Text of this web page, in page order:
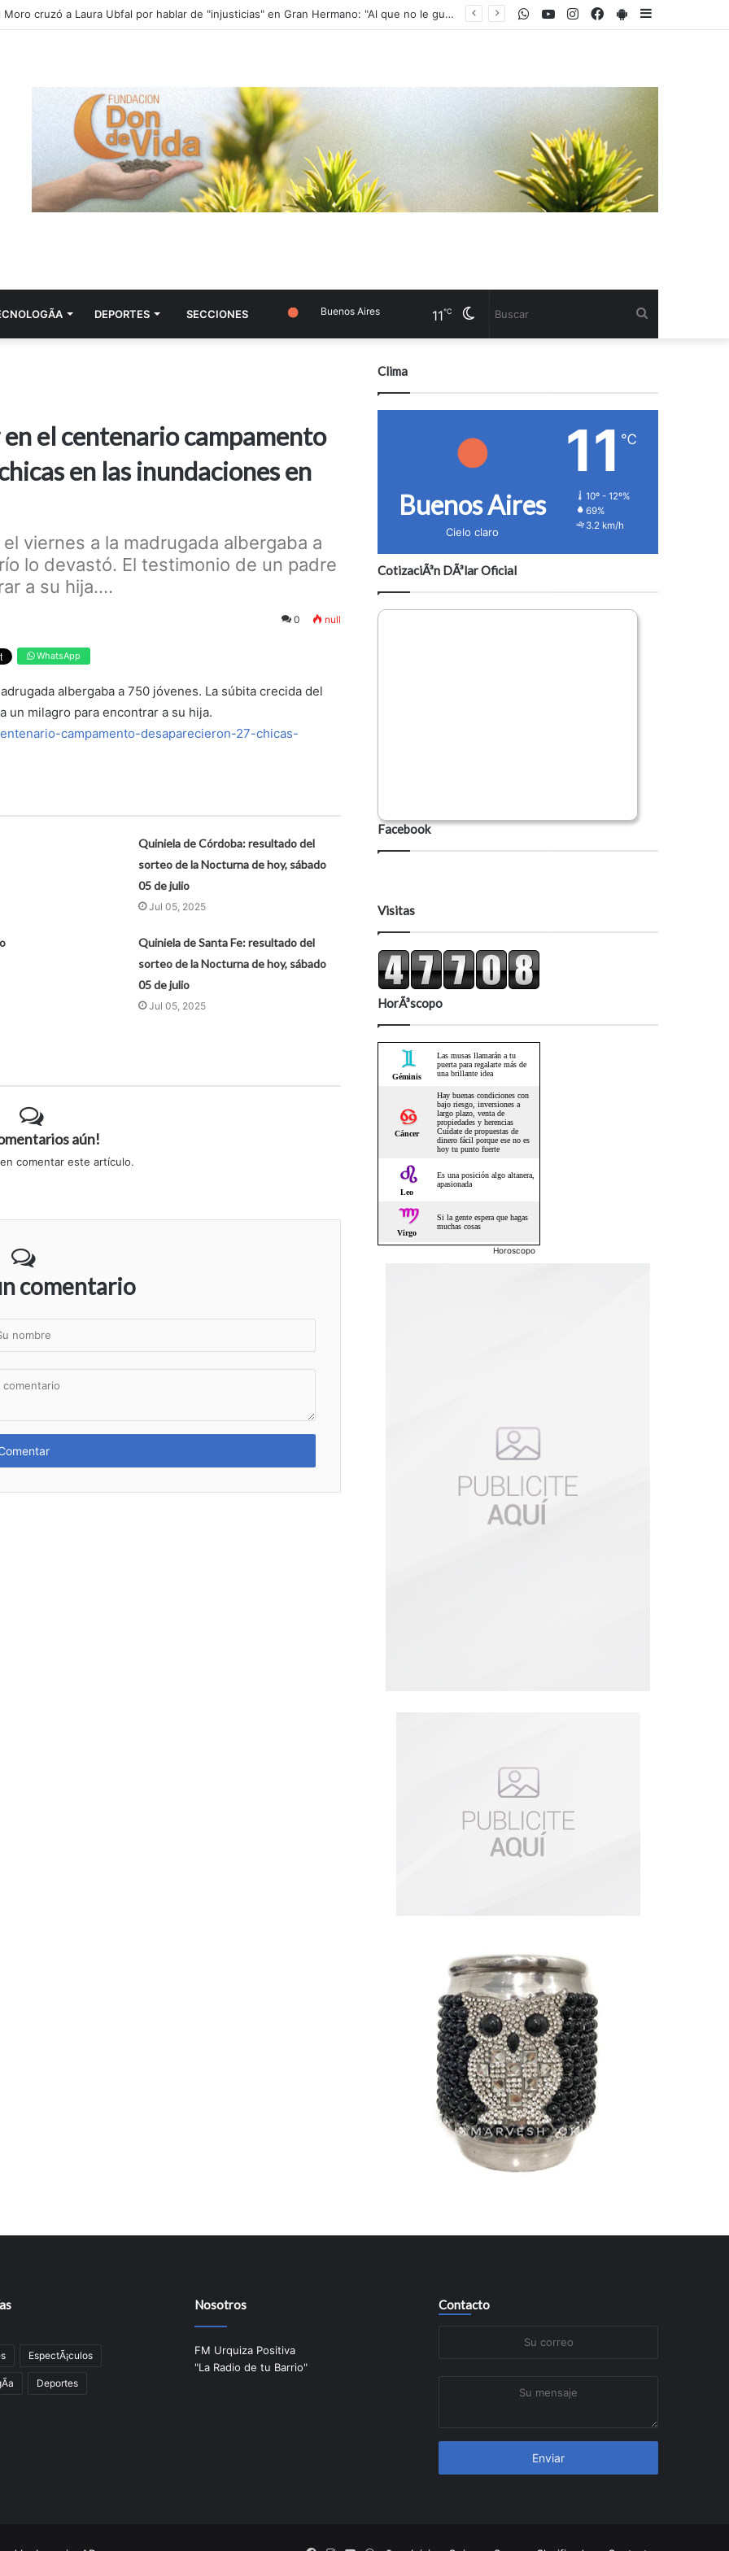
Santiago del Moro cruzó a Laura Ubfal por hablar de "injusticias" en Gran Hermano: "Al que no le gusta..." PlayStore
Facebook
Instagram
Youtube
WhatsApp
DEPORTES SECCIONES Cambiar
Buenos Aires 11℃
el centenario campamento
en las inundaciones en
viernes a la madrugada albergaba a
lo devastó. El testimonio de un padre
a su hija....
0 null
WhatsApp
albergaba a 750 jóvenes. La súbita crecida del
un milagro para encontrar a su hija.
campamento-desaparecieron-27-chicas-
Quiniela de Córdoba: resultado del
sorteo de la Nocturna de hoy, sábado
05 de julio
Jul 05, 2025
Quiniela de Santa Fe: resultado del
sorteo de la Nocturna de hoy, sábado
05 de julio
Jul 05, 2025
aún!
comentar este artículo.
comentario
Clima
Buenos Aires
Cielo claro
11 ℃
10º - 12º%
69%
3.2 km/h
CotizaciÃ³n DÃ³lar Oficial
Facebook
Visitas
HorÃ³scopo
Horoscopo
EspectÃ¡culos
Deportes
Nosotros
FM Urquiza Positiva
"La Radio de tu Barrio"
Contacto